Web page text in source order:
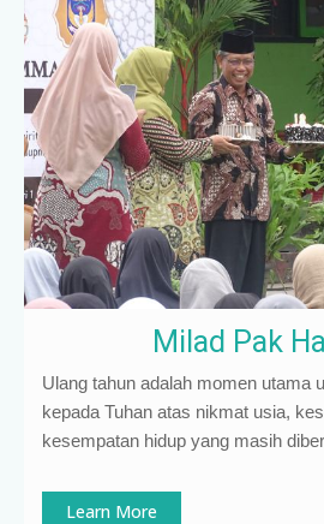
Milad Pak
Ulang tahun adalah momen utama
kepada Tuhan atas nikmat usia,
kesempatan hidup yang masih
Learn More